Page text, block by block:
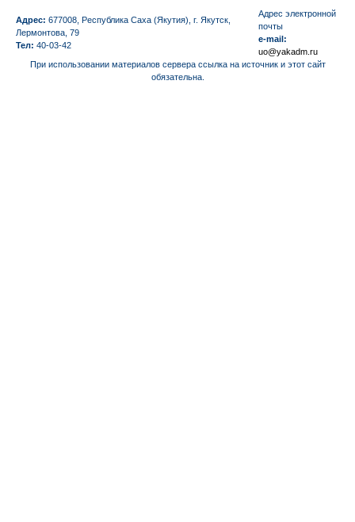
Адрес: 677008, Республика Саха (Якутия), г. Якутск,
Лермонтова, 79
Тел: 40-03-42
Aдрес электронной
почты
e-mail:
uo@yakadm.ru
При использовании материалов сервера ссылка на источник и этот сайт
обязательна.